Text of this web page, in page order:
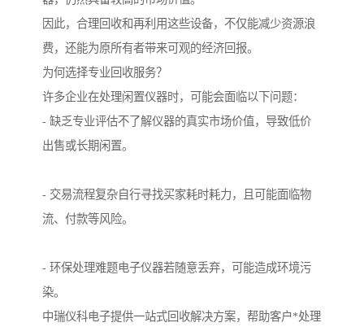
因此，合理回收和再利用这些设备，不仅能减少资源浪
费，还能为原所有者带来可观的经济回报。
为何选择专业回收服务？
许多企业在处理闲置仪器时，可能会面临以下问题：
- 缺乏专业评估不了解仪器的真实市场价值，导致低价
出售或长期闲置。
- 交易流程复杂自行寻找买家耗时耗力，且可能面临物
流、付款等风险。
- 环保处理难题电子仪器若随意丢弃，可能造成环境污
染。
中瑞仪科电子提供一站式回收解决方案，帮助客户*处理